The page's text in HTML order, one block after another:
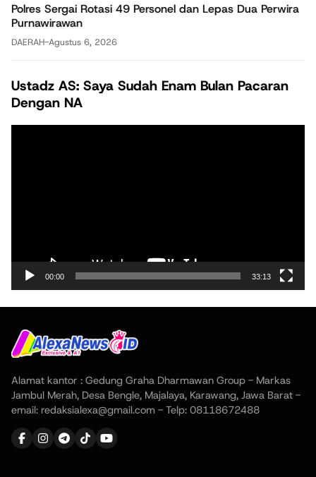
Polres Sergai Rotasi 49 Personel dan Lepas Dua Perwira
Purnawirawan
DAERAH-Agustus 6, 2026
Ustadz AS: Saya Sudah Enam Bulan Pacaran
Dengan NA
00:00 33:13
Alamat kantor : Gedung Graha Dharmawan Group - Markas
Jambul Merah, Desa Bengle, Majalaya, Karawang, Jawa Barat -
email: redaksialexa@gmail.com - Telp: 08118672488